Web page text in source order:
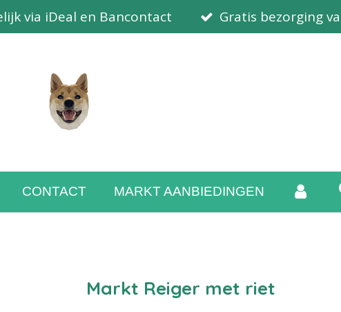
via iDeal en Bancontact Gratis bezorging
CONTACT MARKT AANBIEDINGEN
Markt Reiger met riet